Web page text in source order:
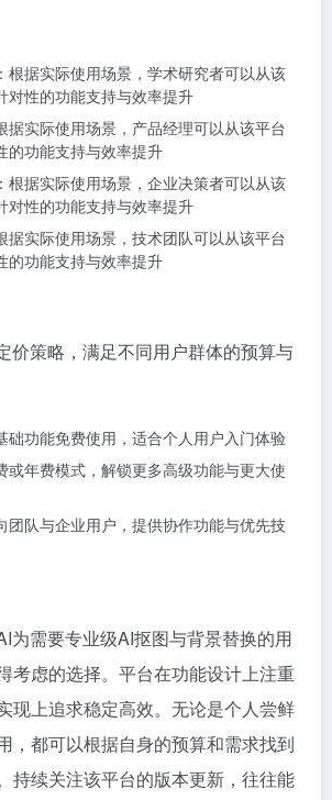
：根据实际使用场景，学术研究者可以从该
对性的功能支持与效率提升
据实际使用场景，产品经理可以从该平台
的功能支持与效率提升
：根据实际使用场景，企业决策者可以从该
对性的功能支持与效率提升
据实际使用场景，技术团队可以从该平台
的功能支持与效率提升
价策略，满足不同用户群体的预算与
础功能免费使用，适合个人用户入门体验
或年费模式，解锁更多高级功能与更大使
团队与企业用户，提供协作功能与优先技
为需要专业级AI抠图与背景替换的用
考虑的选择。平台在功能设计上注重
现上追求稳定高效。无论是个人尝鲜
，都可以根据自身的预算和需求找到
持续关注该平台的版本更新，往往能